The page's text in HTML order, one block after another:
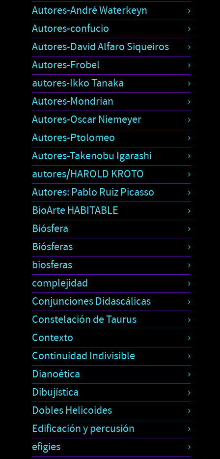
Autores-André Waterkeyn
Autores-confucio
Autores-David Alfaro Siqueiros
Autores-Frobel
autores-Ikko Tanaka
Autores-Mondrian
Autores-Oscar Niemeyer
Autores-Ptolomeo
Autores-Takenobu Igarashi
autores/HAROLD KROTO
Autores: Pablo Ruiz Picasso
BioArte HABITABLE
Biósfera
Biósferas
biosferas
complejidad
Conjunciones Didascálicas
Constelación de Taurus
Contexto
Continuidad Indivisible
Dianoética
Dibujística
Dobles Helicoides
Edificación y percusión
efigies